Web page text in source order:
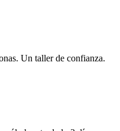
Un taller de confianza.